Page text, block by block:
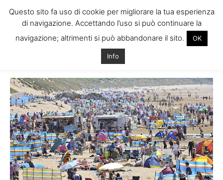
Tag: clima record irlanda
Questo sito fa uso di cookie per migliorare la tua esperienza
di navigazione. Accettando l’uso si può continuare la
navigazione; altrimenti si può abbandonare il sito.
OK
Info